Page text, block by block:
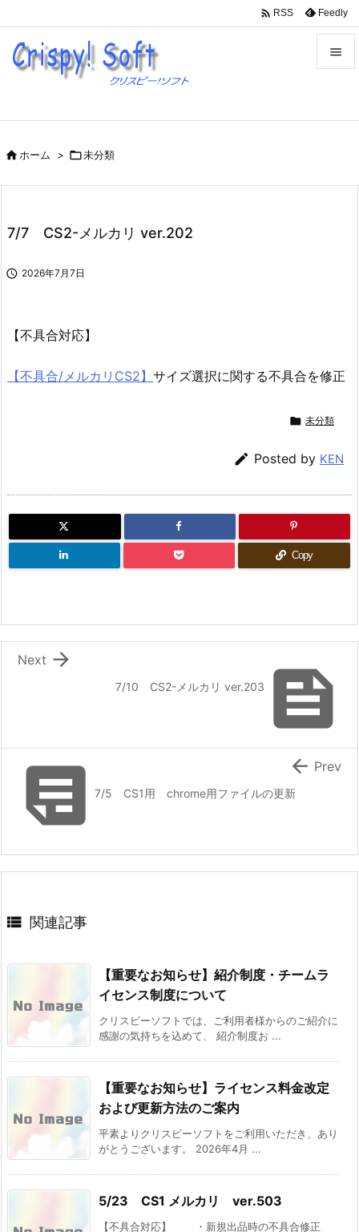


前へ
 RSS Feedly
ホーム > 未分類
7/7 CS2-メルカリ ver.202
 2026年7月7日
【不具合対応】
【不具合/メルカリCS2】 サイズ選択に関する不具合を修正
 未分類
 Posted by KEN
Copy

7/10 CS2-メルカリ ver.203

Next
7/5 CS1用 chrome用ファイルの更新
 Prev
 関連記事
【重要なお知らせ】紹介制度・チームラ
イセンス制度について
クリスピーソフトでは、ご利用者様からのご紹介に
感謝の気持ちを込めて、 紹介制度お ...
【重要なお知らせ】ライセンス料金改定
および更新方法のご案内
平素よりクリスピーソフトをご利用いただき、あり
がとうございます。 2026年4月 ...
5/23 CS1 メルカリ ver.503
【不具合対応】 ・新規出品時の不具合修正